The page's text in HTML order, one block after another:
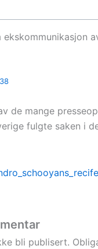
ekskommunikasjon
de mange
fulgte saken i
bli publisert.